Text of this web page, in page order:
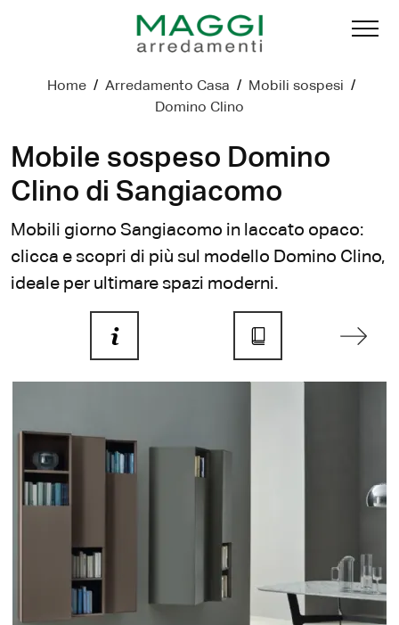
Home / Arredamento Casa / Mobili sospesi /
Domino Clino
Mobile sospeso Domino
Clino di Sangiacomo
Mobili giorno Sangiacomo in laccato opaco:
clicca e scopri di più sul modello Domino Clino,
ideale per ultimare spazi moderni.